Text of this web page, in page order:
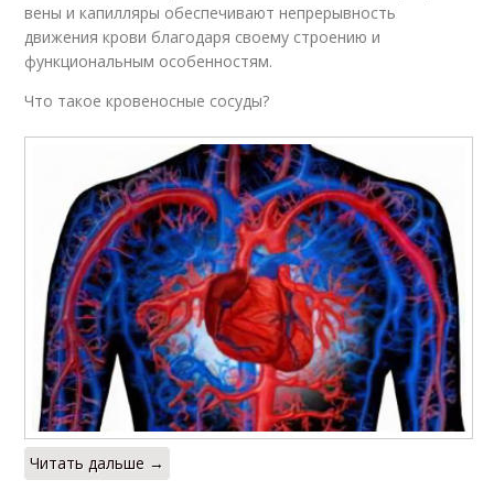
вены и капилляры обеспечивают непрерывность
движения крови благодаря своему строению и
функциональным особенностям.
Что такое кровеносные сосуды?
Читать дальше →